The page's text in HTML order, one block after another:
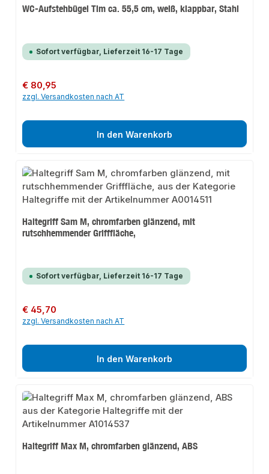
WC-Aufstehbügel Tim ca. 55,5 cm, weiß, klappbar, Stahl
Sofort verfügbar, Lieferzeit 16-17 Tage
Regulärer Preis:
€ 80,95
zzgl. Versandkosten nach AT
In den Warenkorb
Haltegriff Sam M, chromfarben glänzend, mit
rutschhemmender Grifffläche,
Sofort verfügbar, Lieferzeit 16-17 Tage
Regulärer Preis:
€ 45,70
zzgl. Versandkosten nach AT
In den Warenkorb
Haltegriff Max M, chromfarben glänzend, ABS